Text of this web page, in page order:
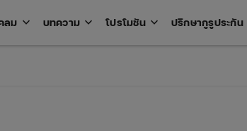
ลม keyboard_arrow_down Open
บทความ keyboard_arrow_down Open
โปรโมชัน keyboard_arrow_down Open
ปรึกษากูรูประกัน